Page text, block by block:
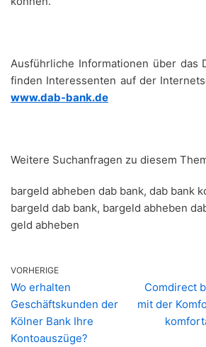
Ausführliche Informationen über das
finden Interessenten auf der
www.dab-bank.de
Weitere Suchanfragen zu diesem
bargeld abheben dab bank, dab bank
bargeld dab bank, bargeld abheben
geld abheben
VORHERIGE
Wo erhalten
Geschäftskunden der
Kölner Bank Ihre
Kontoauszüge?
Comdirect
mit der